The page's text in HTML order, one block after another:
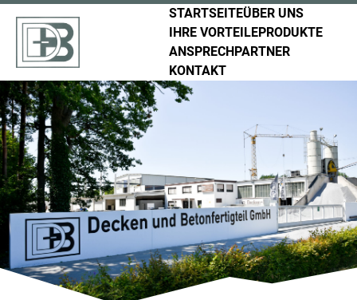
STARTSEITEÜBER UNS
IHRE VORTEILEPRODUKTE
ANSPRECHPARTNER
KONTAKT